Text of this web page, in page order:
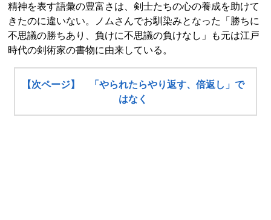
精神を表す語彙の豊富さは、剣士たちの心の養成を助けて
きたのに違いない。ノムさんでお馴染みとなった「勝ちに
不思議の勝ちあり、負けに不思議の負けなし」も元は江戸
時代の剣術家の書物に由来している。
【次ページ】 「やられたらやり返す、倍返し」で
はなく